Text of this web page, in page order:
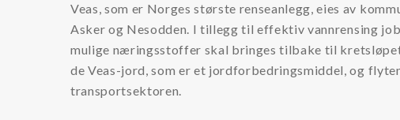
Trykkluft/Vakuum
Ventilasjon
Veas, som er Norges største renseanlegg, eies av
Asker og Nesodden. I tillegg til effektiv vannrensing
mulige næringsstoffer skal bringes tilbake til
de Veas-jord, som er et jordforbedringsmiddel, og
transportsektoren.